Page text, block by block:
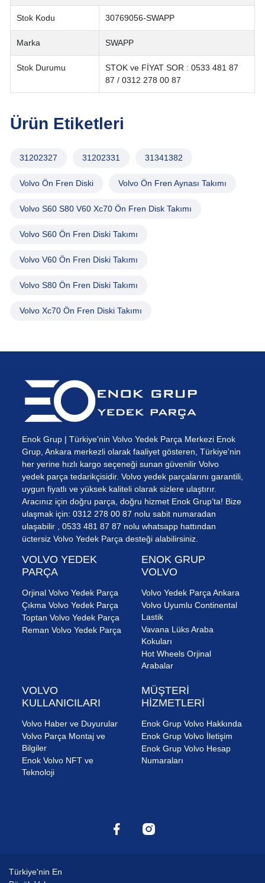
Stok Kodu 30769056-SWAPP
Marka SWAPP
Stok Durumu
STOK ve FİYAT SOR : 0533 481 87
87 / 0312 278 00 87
Ürün Etiketleri
31202327 31202331 31341382
Volvo Ön Fren Diski Volvo Ön Fren Aynası Takımı
Volvo S60 S80 V60 Xc70 Ön Fren Disk Takımı
Volvo S60 Ön Fren Diski Takımı
Volvo V60 Ön Fren Diski Takımı
Volvo S80 Ön Fren Diski Takımı
Volvo Xc70 Ön Fren Diski Takımı
Enok Grup | Türkiye'nin Volvo Yedek Parça Merkezi Enok
Grup, Ankara merkezli olarak faaliyet gösteren, Türkiye'nin
her yerine hızlı kargo seçeneği sunan güvenilir Volvo
yedek parça tedarikçisidir. Volvo yedek parçalarını garantili,
uygun fiyatlı ve yüksek kaliteli olarak sizlere ulaştırır.
Aracınız için doğru parça, doğru hizmet Enok Grup’ta! Bize
ulaşmak için: 0312 278 00 87 nolu sabit numaradan
ulaşabilir , 0533 481 87 87 nolu whatsapp hattından
üctersiz Volvo Yedek Parça desteği alabilirsiniz.
VOLVO YEDEK
PARÇA
Orjinal Volvo Yedek Parça
Çıkma Volvo Yedek Parça
Toptan Volvo Yedek Parça
Reman Volvo Yedek Parça
ENOK GRUP
VOLVO
Volvo Yedek Parça Ankara
Volvo Uyumlu Continental
Lastik
Vavana Lüks Araba
Kokuları
Hot Wheels Orjinal
Arabalar
VOLVO
KULLANICILARI
Volvo Haber ve Duyurular
Volvo Parça Montaj ve
Bilgiler
Enok Volvo NFT ve
Teknoloji
MÜŞTERİ
HİZMETLERİ
Enok Grup Volvo Hakkında
Enok Grup Volvo İletişim
Enok Grup Volvo Hesap
Numaraları
Türkiye'nin En